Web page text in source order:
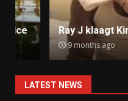
Ray J klaagt Kim
9 months ago
LATEST NEWS